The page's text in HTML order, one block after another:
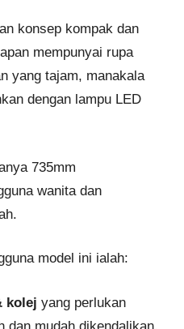
konsep kompak dan
mempunyai rupa
yang tajam, manakala
dengan lampu LED
735mm
wanita dan
model ini ialah:
kolej yang perlukan